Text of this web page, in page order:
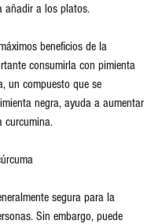
añadir a los platos.
beneficios de la
consumirla con pimienta
un compuesto que se
negra, ayuda a aumentar
curcumina.
segura para la
Sin embargo, puede